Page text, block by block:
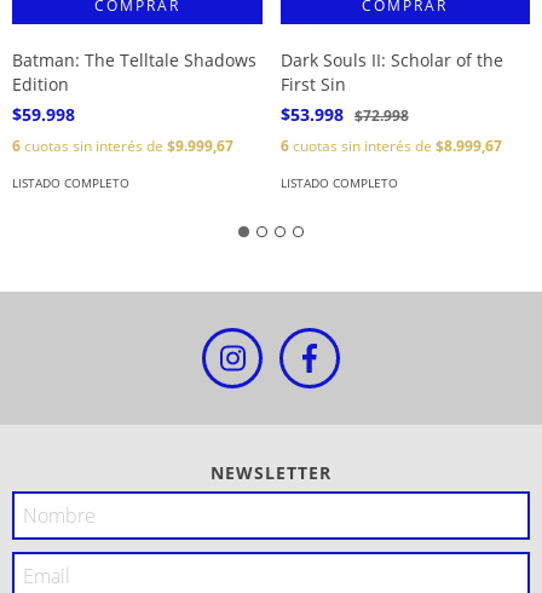
Batman: The Telltale Shadows
Edition
$59.998
6cuotas sin interés de $9.999,67
LISTADO COMPLETO
Dark Souls II: Scholar of the
First Sin
$53.998 $72.998
6cuotas sin interés de $8.999,67
LISTADO COMPLETO
NEWSLETTER